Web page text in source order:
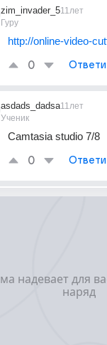
zim_invader_5
Гуру
11лет
http://online-video-
0
asdads_dadsa
Ученик
11лет
Camtasia studio 7/8
0